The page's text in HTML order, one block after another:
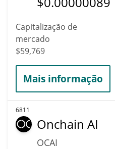
Capitalização de
mercado
$59,769
Mais informação
6811
Onchain AI
OCAI